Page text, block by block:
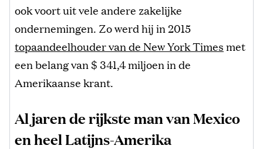
ook voort uit vele andere zakelijke
ondernemingen. Zo werd hij in 2015
topaandeelhouder van de New York Timesmet
een belang van $ 341,4 miljoen in de
Amerikaanse krant.
Al jaren de rijkste man van Mexico
en heel Latijns-Amerika